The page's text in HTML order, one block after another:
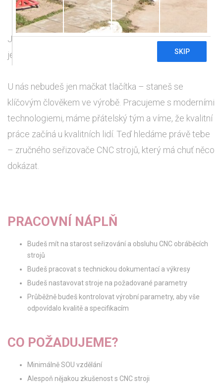
Jsi machr na CNC? Přidej se k nám a ukaž, co v tobě
je!
U nás nebudeš jen mačkat tlačítka – staneš se
klíčovým člověkem ve výrobě. Pracujeme s moderními
technologiemi, máme přátelský tým a víme, že kvalitní
práce začíná u kvalitních lidí. Teď hledáme právě tebe
– zručného seřizovače CNC strojů, který má chuť něco
dokázat.
PRACOVNÍ NÁPLŇ
Budeš mít na starost seřizování a obsluhu CNC obráběcích
strojů
Budeš pracovat s technickou dokumentací a výkresy
Budeš nastavovat stroje na požadované parametry
Průběžně budeš kontrolovat výrobní parametry, aby vše
odpovídalo kvalitě a specifikacím
CO POŽADUJEME?
Minimálně SOU vzdělání
Alespoň nějakou zkušenost s CNC stroji